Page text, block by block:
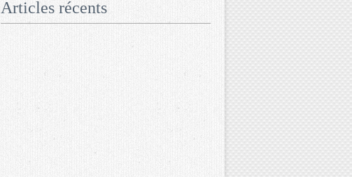
Articles récents